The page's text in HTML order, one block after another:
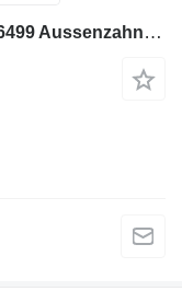
Pompe à engrenages Rexroth 470-6499 Aussenzahnradpumpe, CAT AP300, AP300F, AP355, AP355F pour finisseur Caterpillar AP300, AP300F